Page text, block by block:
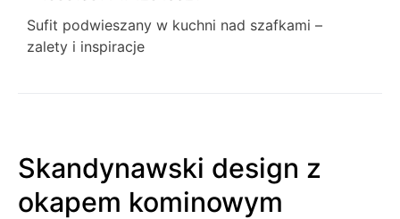
Sufit podwieszany w kuchni nad szafkami –
zalety i inspiracje
Skandynawski design z
okapem kominowym